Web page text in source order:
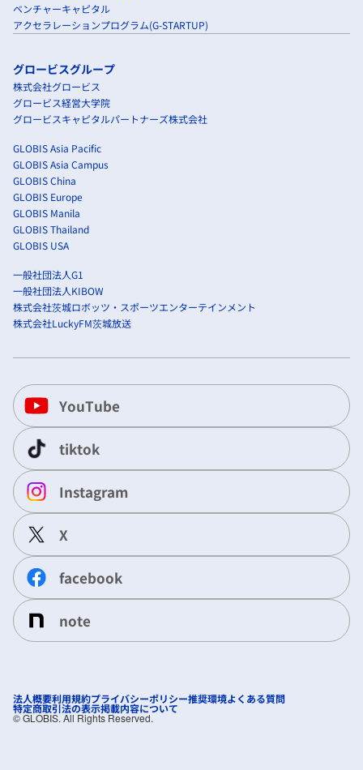
ベンチャーキャピタル
アクセラレーションプログラム(G-STARTUP)
グロービスグループ
株式会社グロービス
グロービス経営大学院
グロービスキャピタルパートナーズ株式会社
GLOBIS Asia Pacific
GLOBIS Asia Campus
GLOBIS China
GLOBIS Europe
GLOBIS Manila
GLOBIS Thailand
GLOBIS USA
一般社団法人G1
一般社団法人KIBOW
株式会社茨城ロボッツ・スポーツエンターテインメント
株式会社LuckyFM茨城放送
YouTube
tiktok
Instagram
X
facebook
note
法人概要利用規約プライバシーポリシー推奨環境よくある質問
特定商取引法の表示掲載内容について
©︎ GLOBIS. All Rights Reserved.